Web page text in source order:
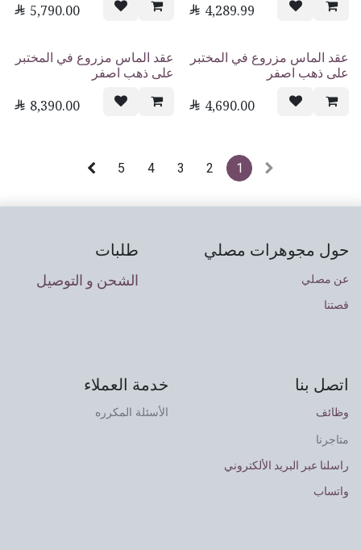
 4,289.99
 5,790.00
عقد الماس مزروع في المختبر
على ذهب اصفر
 4,690.00
عقد الماس مزروع في المختبر
على ذهب اصفر
 8,390.00
1
2
3
4
5
حول مجوهرات مصلي
عن مصلي
قصتنا
طلبات
الشحن و التوصيل
اتصل بنا
وظائف
متاجرنا
راسلنا عبر البريد الألكتروني
واتساب
خدمة العملاء
الأسئلة المكرره